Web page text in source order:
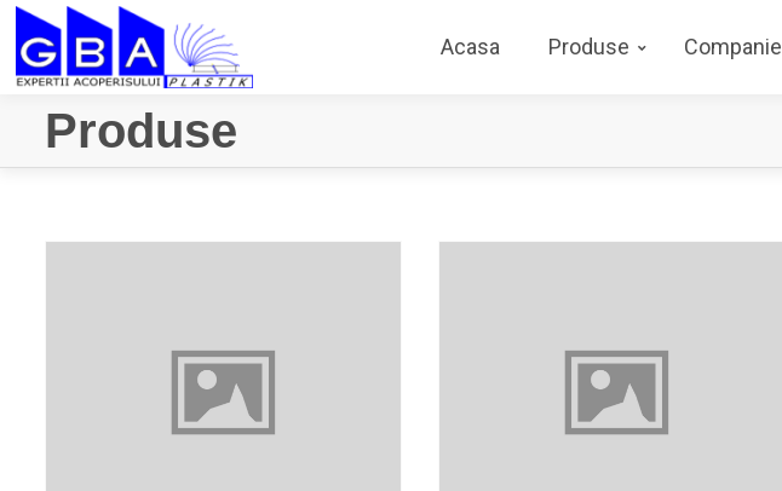
Acasa Produse Companie
Produse